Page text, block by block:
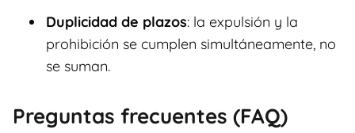
Duplicidad de plazos: la expulsión y la
prohibición se cumplen simultáneamente, no
se suman.
Preguntas frecuentes (FAQ)